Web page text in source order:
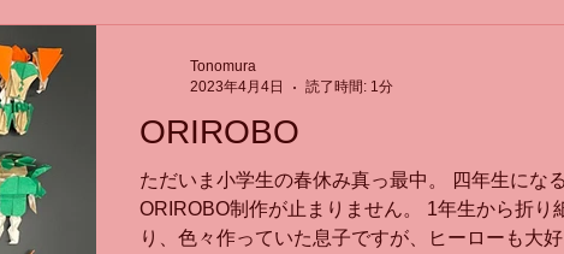
ORIROBO
ただいま小学生の春休み真っ最中。 四年生にな
ORIROBO制作が止まりません。 1年生から折り
り、色々作っていた息子ですが、ヒーローも大
Tonomura
2023年4月4日
読了時間: 1分